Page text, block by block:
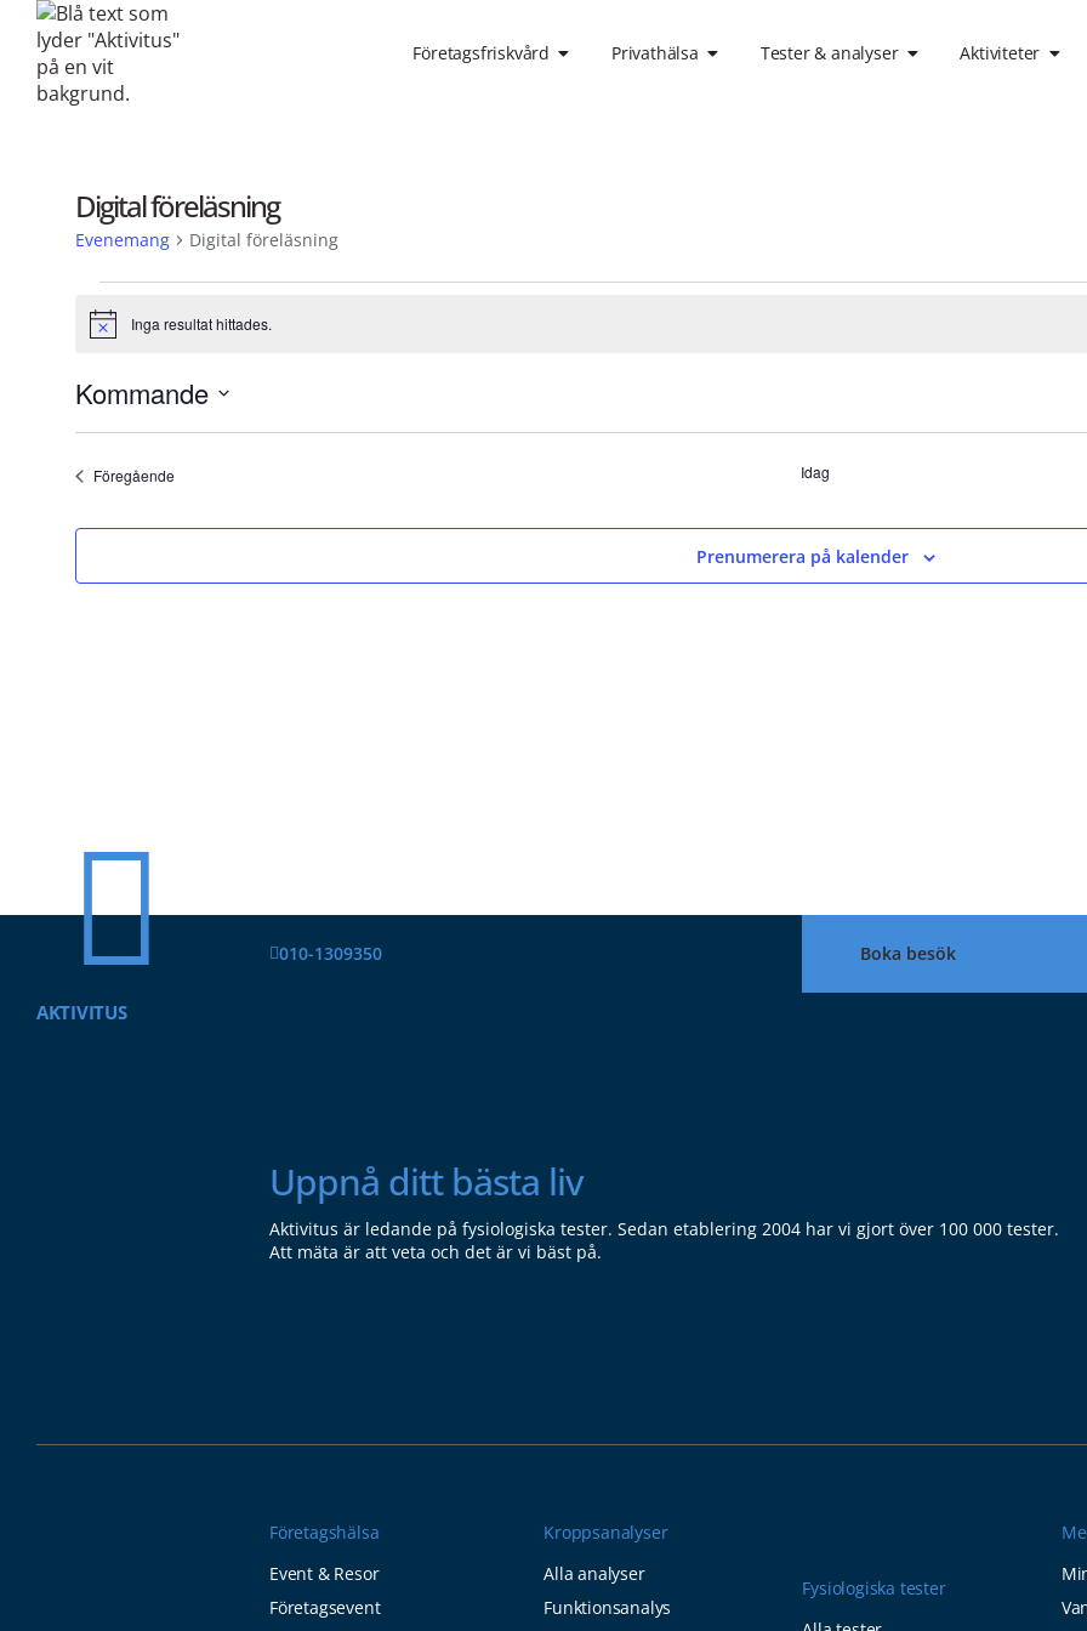
Företagsfriskvård Privathälsa Tester & analyser Aktiviteter
Digital föreläsning
Evenemang Digital föreläsning
Notis Inga resultat hittades.
Kommande
FöregåendeEvenemang Idag
Prenumerera på kalender
010-1309350 Boka besök
AKTIVITUS
Uppnå ditt bästa liv
Aktivitus är ledande på fysiologiska tester. Sedan etablering 2004 har vi gjort över 100 000 tester.
Att mäta är att veta och det är vi bäst på.
Företagshälsa
Event & Resor
Företagsevent
Kroppsanalyser
Alla analyser
Funktionsanalys
Fysiologiska tester